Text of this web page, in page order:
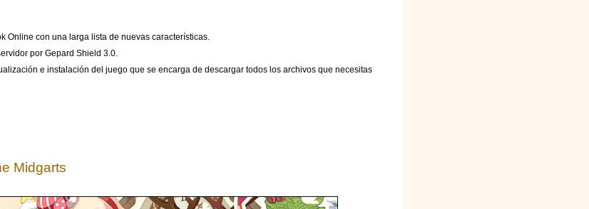
Online con una larga lista de nuevas características.
por Gepard Shield 3.0.
e instalación del juego que se encarga de descargar todos los archivos que necesitas
Midgarts